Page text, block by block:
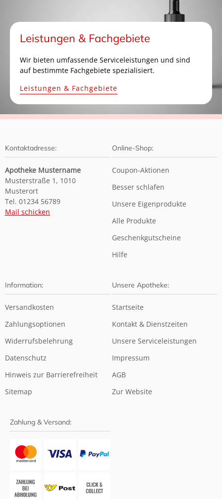
Leistungen & Fachgebiete
Wir bieten umfassende Serviceleistungen und sind
auf bestimmte Fachgebiete spezialisiert.
Leistungen & Fachgebiete
Kontaktadresse:
Apotheke Mustername
Musterstraße 1, 1010
Musterort
Tel. 01234 56789
Mail schicken
Online-Shop:
Coupon-Aktionen
Besser schlafen
Unsere Eigenprodukte
Alle Produkte
Geschenkgutscheine
Hilfe
Information:
Versandkosten
Zahlungsoptionen
Widerrufsbelehrung
Datenschutz
Hinweis zur Barrierefreiheit
Sitemap
Unsere Apotheke:
Startseite
Kontakt & Dienstzeiten
Unsere Serviceleistungen
Impressum
AGB
Zur Website
Zahlung & Versand: